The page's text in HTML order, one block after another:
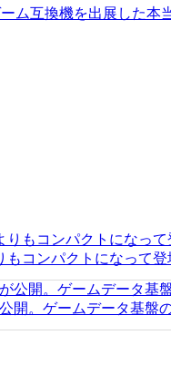
ム互換機を出展した
もコンパクトになって登
開。ゲームデータ基